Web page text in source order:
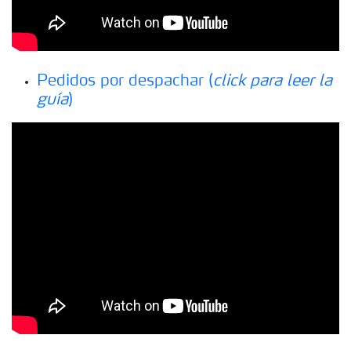
Pedidos por despachar (click para leer la
guía)